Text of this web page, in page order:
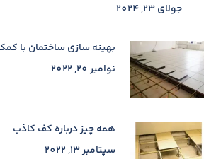
جولای 23, 2024
بهینه سازی ساختمان با
نوامبر 20, 2022
همه چیز درباره کف کاذب
سپتامبر 13, 2022